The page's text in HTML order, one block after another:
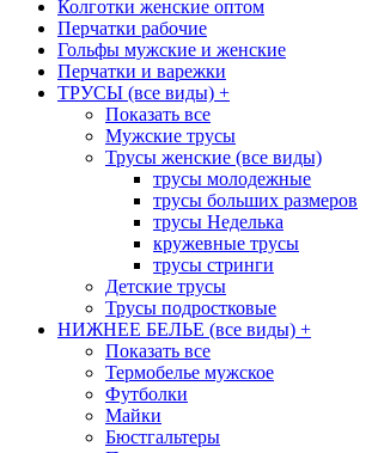
Колготки женские оптом
Перчатки рабочие
Гольфы мужские и женские
Перчатки и варежки
ТРУСЫ (все виды) +
Показать все
Мужские трусы
Трусы женские (все виды)
трусы молодежные
трусы больших размеров
трусы Неделька
кружевные трусы
трусы стринги
Детские трусы
Трусы подростковые
НИЖНЕЕ БЕЛЬЕ (все виды) +
Показать все
Термобелье мужское
Футболки
Майки
Бюстгальтеры